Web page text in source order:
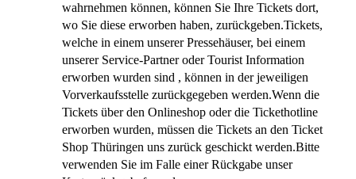
wahrnehmen können, können Sie Ihre Tickets dort,
wo Sie diese erworben haben, zurückgeben.Tickets,
welche in einem unserer Pressehäuser, bei einem
unserer Service-Partner oder Tourist Information
erworben wurden sind , können in der jeweiligen
Vorverkaufsstelle zurückgegeben werden.Wenn die
Tickets über den Onlineshop oder die Tickethotline
erworben wurden, müssen die Tickets an den Ticket
Shop Thüringen uns zurück geschickt werden.Bitte
verwenden Sie im Falle einer Rückgabe unser